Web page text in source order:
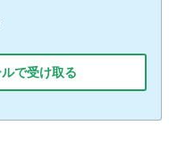
で受け取る